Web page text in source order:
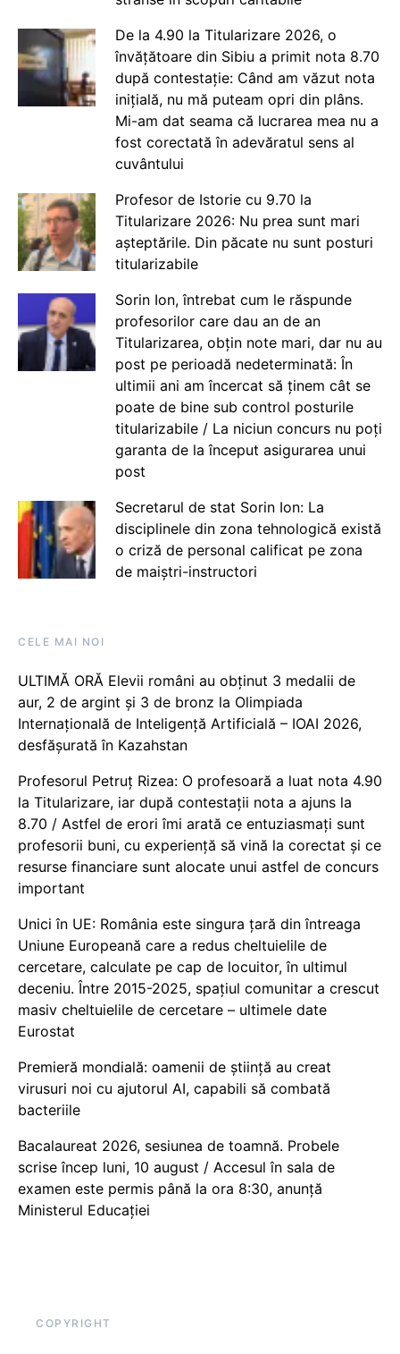
De la 4.90 la Titularizare 2026, o
învățătoare din Sibiu a primit nota 8.70
după contestație: Când am văzut nota
inițială, nu mă puteam opri din plâns.
Mi-am dat seama că lucrarea mea nu a
fost corectată în adevăratul sens al
cuvântului
Profesor de Istorie cu 9.70 la
Titularizare 2026: Nu prea sunt mari
așteptările. Din păcate nu sunt posturi
titularizabile
Sorin Ion, întrebat cum le răspunde
profesorilor care dau an de an
Titularizarea, obțin note mari, dar nu au
post pe perioadă nedeterminată: În
ultimii ani am încercat să ținem cât se
poate de bine sub control posturile
titularizabile / La niciun concurs nu poți
garanta de la început asigurarea unui
post
Secretarul de stat Sorin Ion: La
disciplinele din zona tehnologică există
o criză de personal calificat pe zona
de maiștri-instructori
CELE MAI NOI
ULTIMĂ ORĂ Elevii români au obținut 3 medalii de
aur, 2 de argint și 3 de bronz la Olimpiada
Internațională de Inteligență Artificială – IOAI 2026,
desfășurată în Kazahstan
Profesorul Petruț Rizea: O profesoară a luat nota 4.90
la Titularizare, iar după contestații nota a ajuns la
8.70 / Astfel de erori îmi arată ce entuziasmați sunt
profesorii buni, cu experiență să vină la corectat și ce
resurse financiare sunt alocate unui astfel de concurs
important
Unici în UE: România este singura țară din întreaga
Uniune Europeană care a redus cheltuielile de
cercetare, calculate pe cap de locuitor, în ultimul
deceniu. Între 2015-2025, spațiul comunitar a crescut
masiv cheltuielile de cercetare – ultimele date
Eurostat
Premieră mondială: oamenii de știință au creat
virusuri noi cu ajutorul AI, capabili să combată
bacteriile
Bacalaureat 2026, sesiunea de toamnă. Probele
scrise încep luni, 10 august / Accesul în sala de
examen este permis până la ora 8:30, anunță
Ministerul Educației
COPYRIGHT